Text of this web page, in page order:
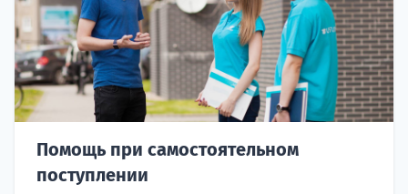
Помощь при самостоятельном
поступлении